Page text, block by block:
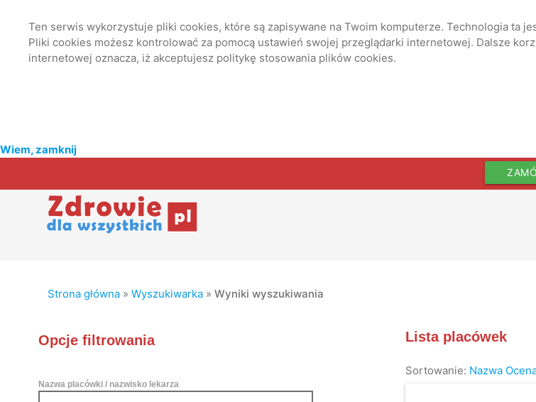
Ten serwis wykorzystuje pliki cookies, które są zapisywane na Twoim komputerze. Technologia ta
Pliki cookies możesz kontrolować za pomocą ustawień swojej przeglądarki internetowej. Dalsze
internetowej oznacza, iż akceptujesz politykę stosowania plików cookies.
Wiem, zamknij
Strona główna »Wyszukiwarka »Wyniki wyszukiwania
Opcje filtrowania
Nazwa placówki / nazwisko lekarza
Lista placówek
Sortowanie: Nazwa